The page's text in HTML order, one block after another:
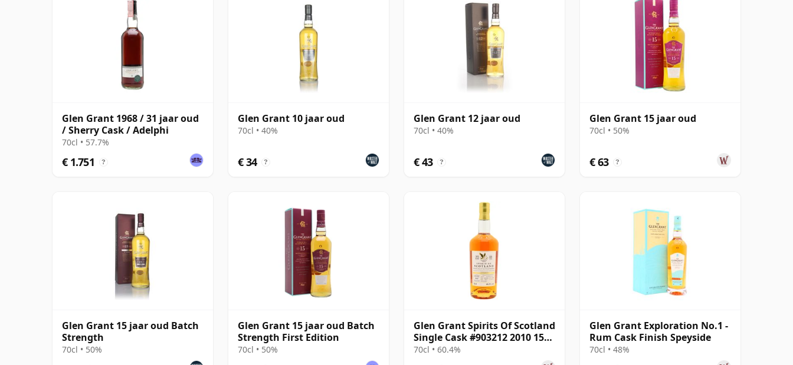
Glen Grant 1968 / 31 jaar oud
/ Sherry Cask / Adelphi
70cl • 57.7%
€ 1.751 ?
Glen Grant 10 jaar oud
70cl • 40%
€ 34 ?
Glen Grant 12 jaar oud
70cl • 40%
€ 43 ?
Glen Grant 15 jaar oud
70cl • 50%
€ 63 ?
Glen Grant 15 jaar oud Batch
Strength
70cl • 50%
Glen Grant 15 jaar oud Batch
Strength First Edition
70cl • 50%
Glen Grant Spirits Of Scotland
Single Cask #903212 2010 15
jaar oud
70cl • 60.4%
Glen Grant Exploration No.1 -
Rum Cask Finish Speyside
70cl • 48%